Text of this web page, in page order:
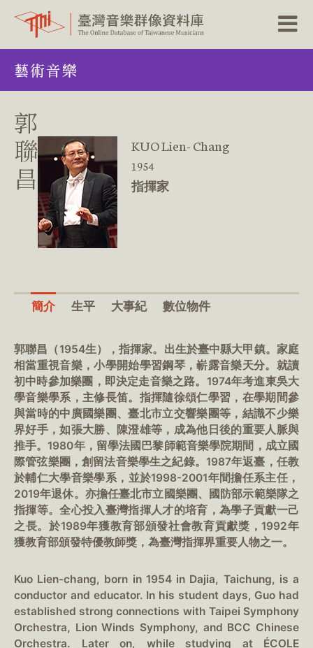
要
藝術音樂
郭
聯
昌
KUO Lien- Chang
1954
指揮家
簡介 生平 大事紀 數位物件
郭聯昌（1954生），指揮家。出生於臺中縣大甲鎮。家庭
相當重視音樂，小學開始學習鋼琴，嶄露音樂天分。就讀
初中時參加樂團，即決定走音樂之路。1974年考進東吳大
學音樂學系，主修長笛。指揮隨徐頌仁學習，在學期間參
與當時的中廣國樂團、臺北市立交響樂團等，結識不少樂
界好手，如張大勝、陳澄雄等，成為他日後的重要人脈與
推手。1980年，留學法國巴黎師範音樂學院期間，成立國
際管弦樂團，創留法音樂學生之紀錄。1987年返臺，任教
於輔仁大學音樂學系，並於1998-2001年間擔任系主任，
2019年退休。亦擔任臺北市立國樂團、國防部示範樂隊之
指揮等。全心投入臺灣指揮人才的培育，為學子貢獻一己
之長。於1989年獲教育部頒發社會教育貢獻獎，1992年
獲教育部頒發特優教師獎，為臺灣指揮界重要人物之一。
Kuo Lien-chang, born in 1954 in Dajia, Taichung, is a
conductor and educator. In his student days, Guo had
established strong connections with Taipei Symphony
Orchestra, Lion Winds Symphony, and BCC Chinese
Orchestra. Later on, while studying at ÉCOLE